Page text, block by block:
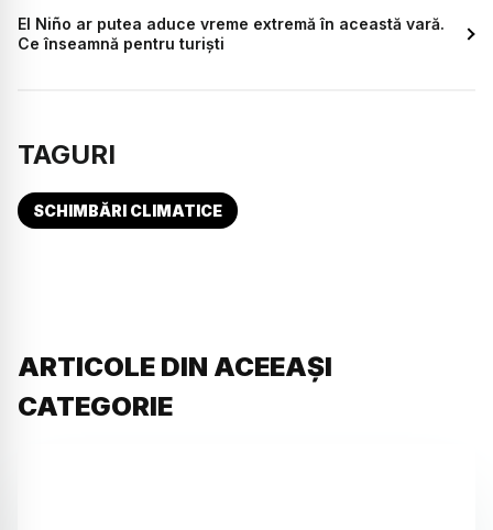
El Niño ar putea aduce vreme extremă în această vară.
Ce înseamnă pentru turiști
TAGURI
SCHIMBĂRI CLIMATICE
ARTICOLE DIN ACEEAȘI
CATEGORIE